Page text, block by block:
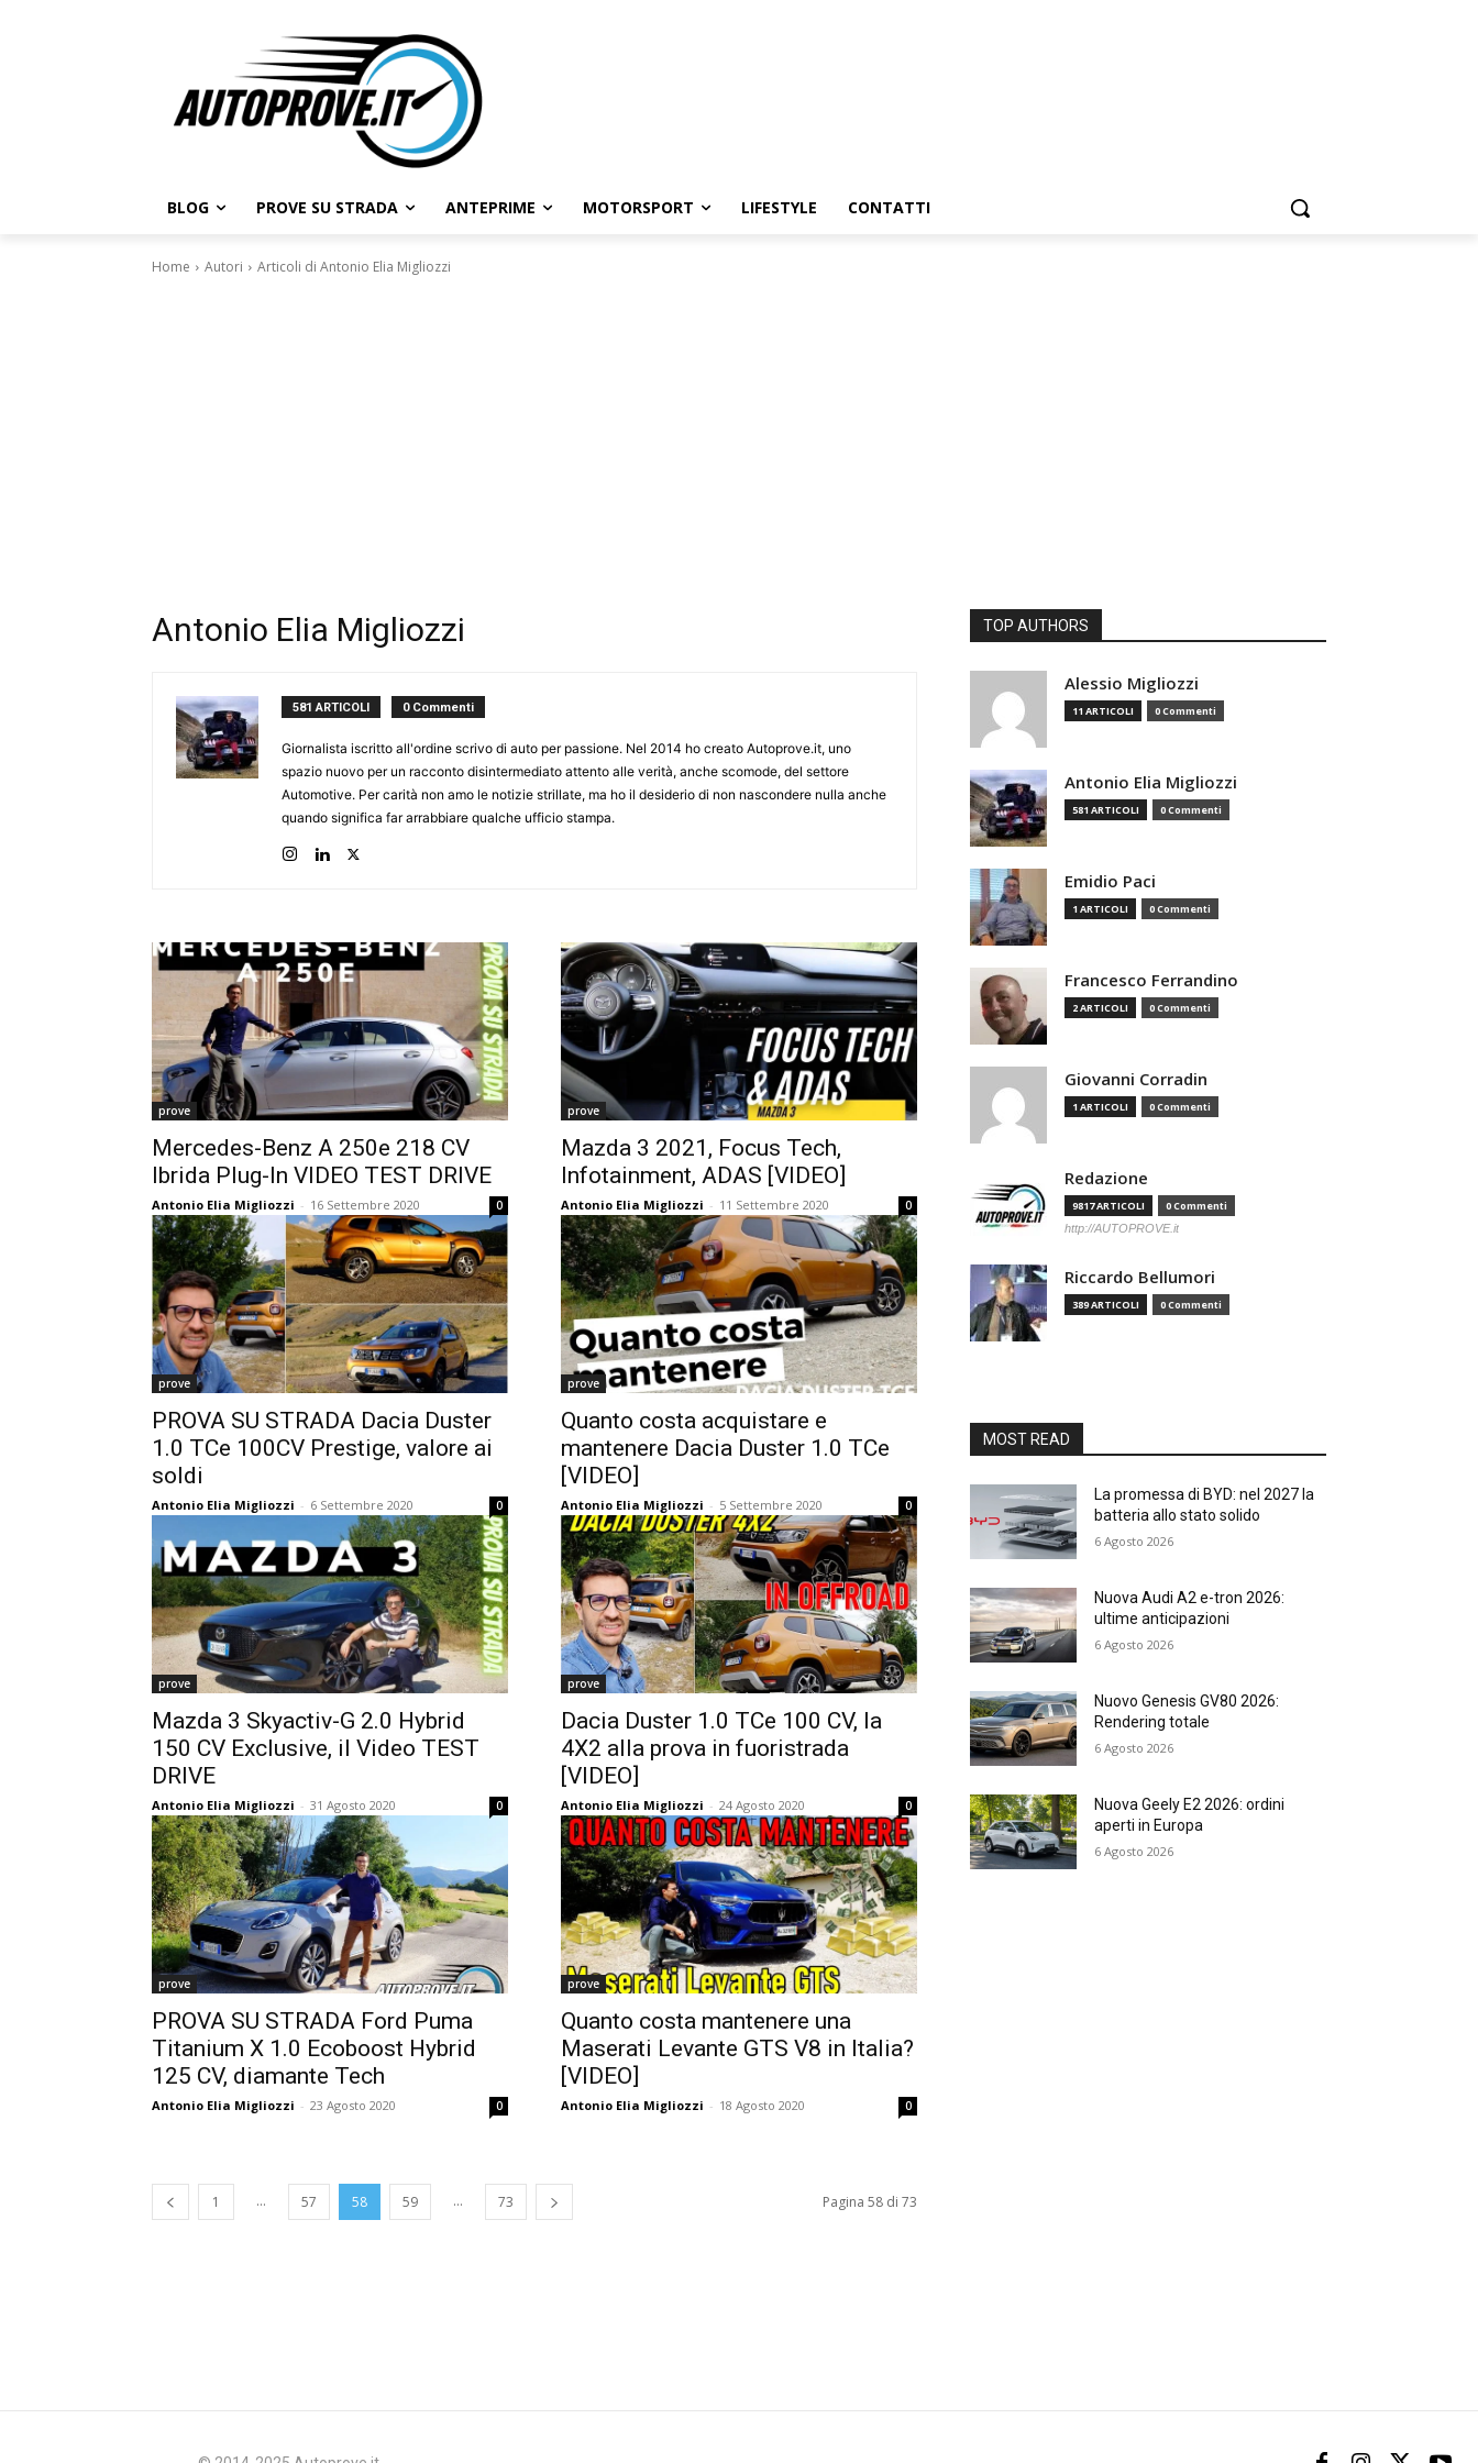
BLOG PROVE SU STRADA ANTEPRIME MOTORSPORT LIFESTYLE CONTATTI
Home Autori Articoli di Antonio Elia Migliozzi
Antonio Elia Migliozzi
581 ARTICOLI 0 Commenti
Giornalista iscritto all'ordine scrivo di auto per passione. Nel 2014 ho creato Autoprove.it, uno
spazio nuovo per un racconto disintermediato attento alle verità, anche scomode, del settore
Automotive. Per carità non amo le notizie strillate, ma ho il desiderio di non nascondere nulla anche
quando significa far arrabbiare qualche ufficio stampa.
prove
Mercedes-Benz A 250e 218 CV
Ibrida Plug-In VIDEO TEST DRIVE
Antonio Elia Migliozzi - 16 Settembre 2020 0
prove
Mazda 3 2021, Focus Tech,
Infotainment, ADAS [VIDEO]
Antonio Elia Migliozzi - 11 Settembre 2020 0
prove
PROVA SU STRADA Dacia Duster
1.0 TCe 100CV Prestige, valore ai
soldi
Antonio Elia Migliozzi - 6 Settembre 2020 0
prove
Quanto costa acquistare e
mantenere Dacia Duster 1.0 TCe
[VIDEO]
Antonio Elia Migliozzi - 5 Settembre 2020 0
prove
Mazda 3 Skyactiv-G 2.0 Hybrid
150 CV Exclusive, il Video TEST
DRIVE
Antonio Elia Migliozzi - 31 Agosto 2020 0
prove
Dacia Duster 1.0 TCe 100 CV, la
4X2 alla prova in fuoristrada
[VIDEO]
Antonio Elia Migliozzi - 24 Agosto 2020 0
prove
PROVA SU STRADA Ford Puma
Titanium X 1.0 Ecoboost Hybrid
125 CV, diamante Tech
Antonio Elia Migliozzi - 23 Agosto 2020 0
prove
Quanto costa mantenere una
Maserati Levante GTS V8 in Italia?
[VIDEO]
Antonio Elia Migliozzi - 18 Agosto 2020 0
1 ... 57 58 59 ... 73 Pagina 58 di 73
TOP AUTHORS
Alessio Migliozzi
11 ARTICOLI 0 Commenti
Antonio Elia Migliozzi
581 ARTICOLI 0 Commenti
Emidio Paci
1 ARTICOLI 0 Commenti
Francesco Ferrandino
2 ARTICOLI 0 Commenti
Giovanni Corradin
1 ARTICOLI 0 Commenti
Redazione
9817 ARTICOLI 0 Commenti
http://AUTOPROVE.it
Riccardo Bellumori
389 ARTICOLI 0 Commenti
MOST READ
La promessa di BYD: nel 2027 la
batteria allo stato solido
6 Agosto 2026
Nuova Audi A2 e-tron 2026:
ultime anticipazioni
6 Agosto 2026
Nuovo Genesis GV80 2026:
Rendering totale
6 Agosto 2026
Nuova Geely E2 2026: ordini
aperti in Europa
6 Agosto 2026